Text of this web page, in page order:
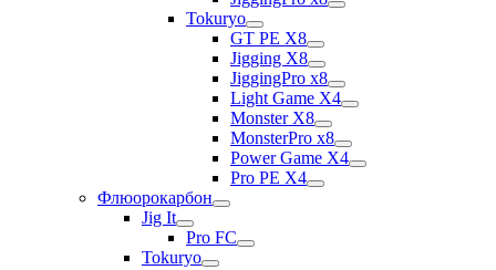
Tokuryo
GT PE X8
Jigging X8
JiggingPro x8
Light Game X4
Monster X8
MonsterPro x8
Power Game X4
Pro PE X4
Флюорокарбон
Jig It
Pro FC
Tokuryo